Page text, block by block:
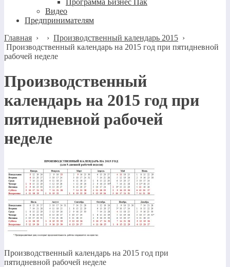
Программа Бизнес Пак
Видео
Предпринимателям
Главная › › Производственный календарь 2015 ›
Производственный календарь на 2015 год при пятидневной
рабочей неделе
Производственный
календарь на 2015 год при
пятидневной рабочей
неделе
Производственный календарь на 2015 год при
пятидневной рабочей неделе